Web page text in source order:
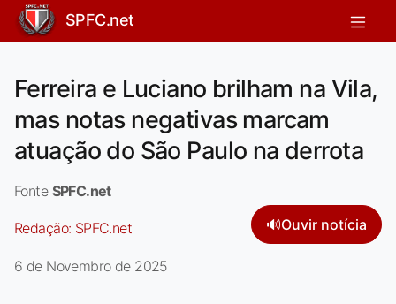
SPFC.net
Ferreira e Luciano brilham na Vila,
mas notas negativas marcam
atuação do São Paulo na derrota
Fonte SPFC.net
Redação: SPFC.net 🔊Ouvir notícia
6 de Novembro de 2025